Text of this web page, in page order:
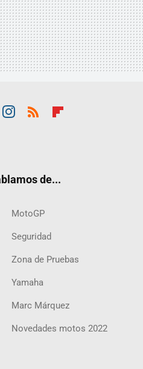
de...
MotoGP
Seguridad
Zona de Pruebas
Yamaha
Marc Márquez
Novedades motos 2022